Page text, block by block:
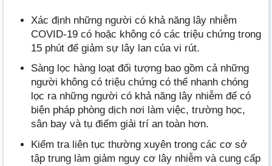
Xác định những người có khả năng lây nhiễm
COVID-19 có hoặc không có các triệu chứng trong
15 phút để giảm sự lây lan của vi rút.
Sàng lọc hàng loạt đối tượng bao gồm cả những
người không có triệu chứng có thể nhanh chóng
lọc ra những người có khả năng lây nhiễm để có
biện pháp phòng dịch nơi làm việc, trường học,
sân bay và tụ điểm giải trí an toàn hơn.
Kiểm tra liên tục thường xuyên trong các cơ sở
tập trung làm giảm nguy cơ lây nhiễm và cung cấp